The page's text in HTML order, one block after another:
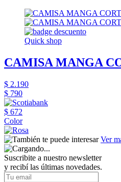
Quick shop
CAMISA MANGA
$ 2.190
$ 790
$ 672
Color
Ver
Suscribite a nuestro newsletter
y recibí las últimas novedades.